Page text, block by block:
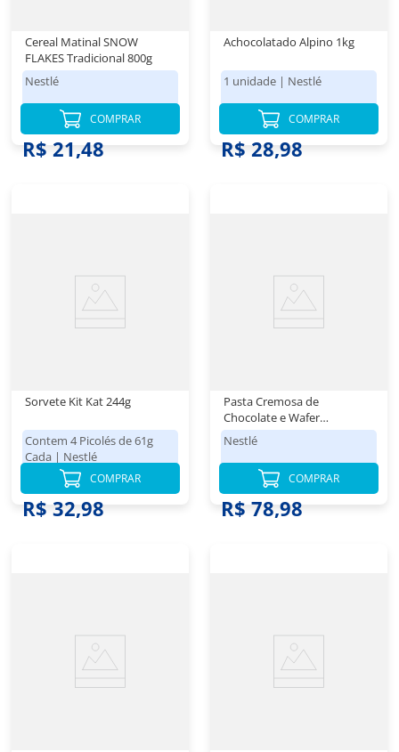
Cereal Matinal SNOW
FLAKES Tradicional 800g
Nestlé
R$ 21,48
COMPRAR
Achocolatado Alpino 1kg
1 unidade | Nestlé
R$ 28,98
COMPRAR
Sorvete Kit Kat 244g
Contem 4 Picolés de 61g
Cada | Nestlé
R$ 32,98
COMPRAR
Pasta Cremosa de
Chocolate e Wafer
Recheado Kitkat
Profissional Nestlé Pote
1,01kg
Nestlé
R$ 78,98
COMPRAR